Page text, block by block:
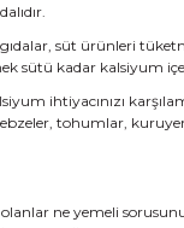
süt ürünleri
sütü kadar kalsiyum
ihtiyacınızı
tohumlar,
ne yemeli